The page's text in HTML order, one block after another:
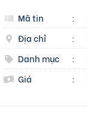
Mã tin :
Địa chỉ
:
Danh mục
:
Giá
: